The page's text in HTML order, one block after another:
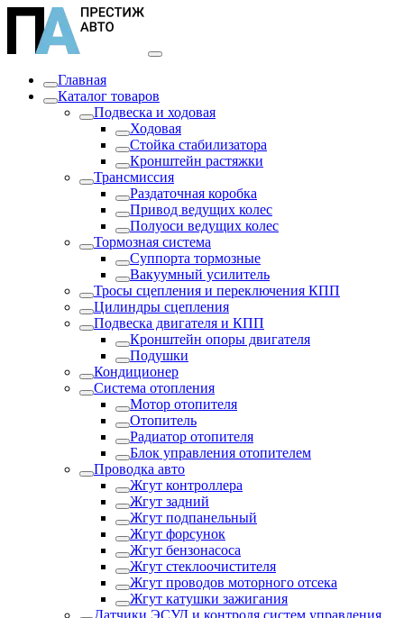
Главная
Каталог товаров
Подвеска и ходовая
Ходовая
Стойка стабилизатора
Кронштейн растяжки
Трансмиссия
Раздаточная коробка
Привод ведущих колес
Полуоси ведущих колес
Тормозная система
Суппорта тормозные
Вакуумный усилитель
Тросы сцепления и переключения КПП
Цилиндры сцепления
Подвеска двигателя и КПП
Кронштейн опоры двигателя
Подушки
Кондиционер
Система отопления
Мотор отопителя
Отопитель
Радиатор отопителя
Блок управления отопителем
Проводка авто
Жгут контроллера
Жгут задний
Жгут подпанельный
Жгут форсунок
Жгут бензонасоса
Жгут стеклоочистителя
Жгут проводов моторного отсека
Жгут катушки зажигания
Датчики ЭСУД и контроля систем управления